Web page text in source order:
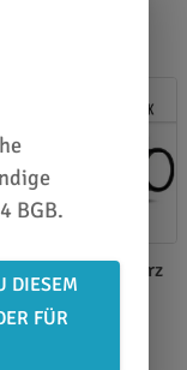
Tasse schwarz
€
/ VE
BGB.
DIESEM
FÜR